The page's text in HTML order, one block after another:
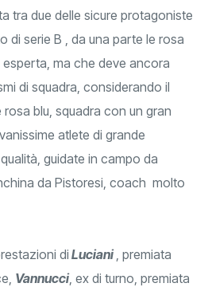
tra due delle sicure protagoniste
di serie B , da una parte le rosa
ma che deve ancora
di squadra, considerando il
blu, squadra con un gran
atlete di grande
guidate in campo da
da Pistoresi, coach molto
diLuciani, premiata
Vannucci, ex di turno, premiata